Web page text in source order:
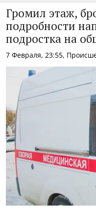
Громил этаж,
подробности
подростка на
7 Февраля, 23:55,